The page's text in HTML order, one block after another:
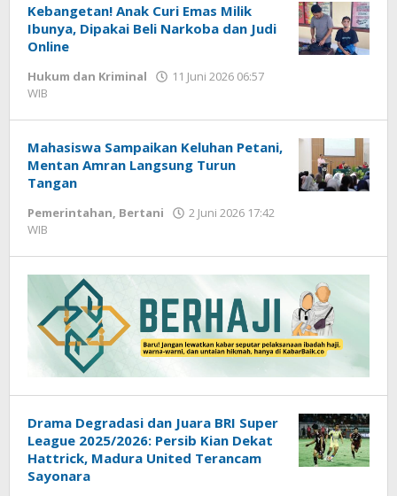
Kebangetan! Anak Curi Emas Milik
Ibunya, Dipakai Beli Narkoba dan Judi
Online
Hukum dan Kriminal
11 Juni 2026 06:57
WIB
Mahasiswa Sampaikan Keluhan Petani,
Mentan Amran Langsung Turun
Tangan
Pemerintahan, Bertani
2 Juni 2026 17:42
WIB
Drama Degradasi dan Juara BRI Super
League 2025/2026: Persib Kian Dekat
Hattrick, Madura United Terancam
Sayonara